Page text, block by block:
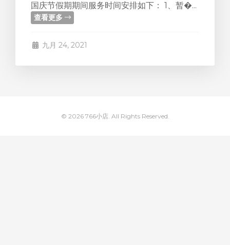
国庆节假期期间服务时间安排如下： 1、暂�...
查看更多
九月 24, 2021
© 2026 766小店. All Rights Reserved.